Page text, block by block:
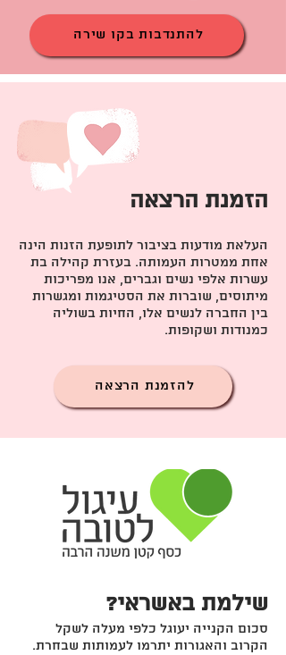
להתנדבות בקו שירה
הזמנת הרצאה
העלאת מודעות בציבור לתופעת הזנות הינה
אחת ממטרות העמותה. בעזרת קהילה בת
עשרות אלפי נשים וגברים, אנו מפריכות
מיתוסים, שוברות את הסטיגמות ומגשרות
בין החברה לנשים אלו, החיות בשוליה
כמנודות ושקופות.
להזמנת הרצאה
שילמת באשראי?
סכום הקנייה יעוגל כלפי מעלה לשקל
הקרוב והאגורות יתרמו לעמותות שבחרת.